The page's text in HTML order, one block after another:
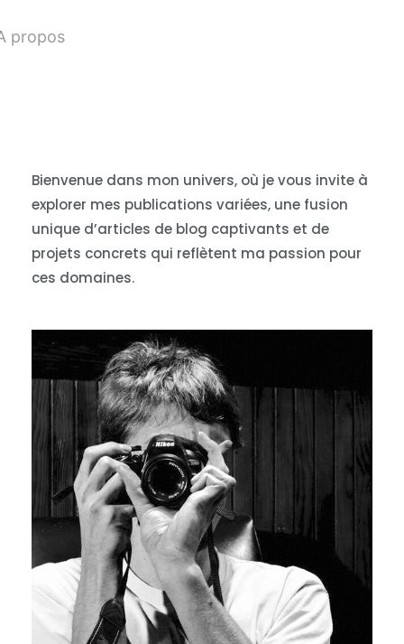
propos
Bienvenue dans mon univers, où je vous invite à
explorer mes publications variées, une fusion
unique d’articles de blog captivants et de
projets concrets qui reflètent ma passion pour
ces domaines.